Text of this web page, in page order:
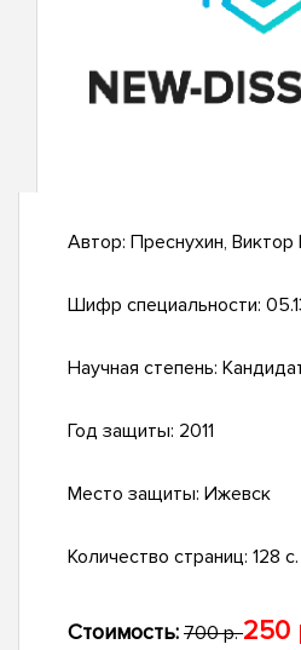
Автор: Преснухин, Виктор
Шифр специальности:
Научная степень:
Год защиты: 2011
Место защиты: Ижевск
Количество страниц: 128
Стоимость: 700 р.250